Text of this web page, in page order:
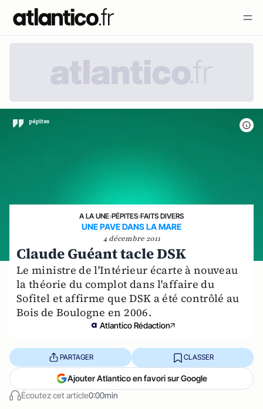
A LA UNE›PÉPITES›FAITS DIVERS
UNE PAVE DANS LA MARE
4 décembre 2011
Claude Guéant tacle DSK
Le ministre de l'Intérieur écarte à nouveau
la théorie du complot dans l'affaire du
Sofitel et affirme que DSK a été contrôlé au
Bois de Boulogne en 2006.
Atlantico Rédaction
Écoutez cet article0:00min
PARTAGER CLASSER
Ajouter Atlantico en favori sur Google